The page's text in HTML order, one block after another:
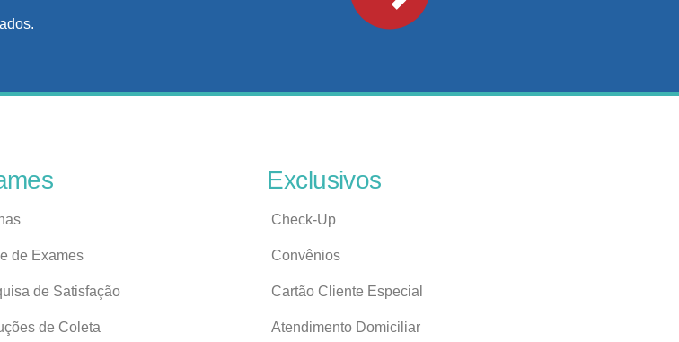
de Exames
de Satisfação
de Coleta
Exclusivos
Check-Up
Convênios
Cartão Cliente Especial
Atendimento Domiciliar